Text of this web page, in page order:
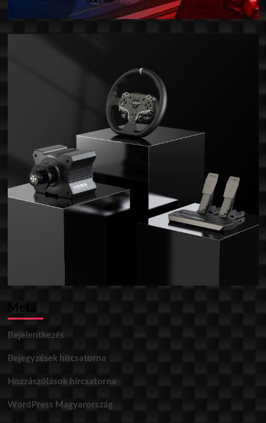
Meta
Bejelentkezés
Bejegyzések hírcsatorna
Hozzászólások hírcsatorna
WordPress Magyarország